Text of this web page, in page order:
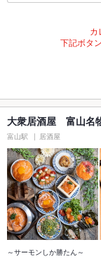
カ
下記ボタ
大衆居酒屋 富山
富山駅 居酒屋
～サーモンしか勝たん～